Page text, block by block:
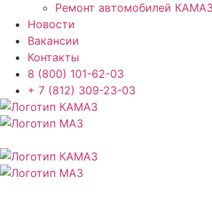
Ремонт автомобилей КАМАЗ
Новости
Вакансии
Контакты
8 (800) 101-62-03
+ 7 (812) 309-23-03